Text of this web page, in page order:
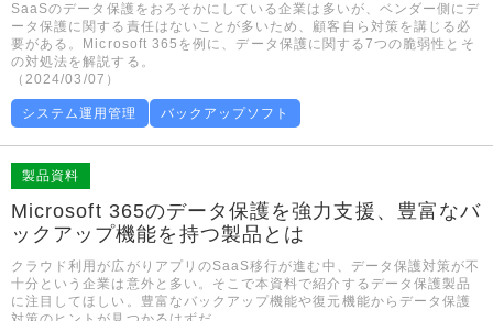
SaaSのデータ保護をおろそかにしている企業は多いが、ベンダー側にデ
ータ保護に関する責任はないことが多いため、顧客自ら対策を講じる必
要がある。Microsoft 365を例に、データ保護に関する7つの脆弱性とそ
の対処法を解説する。
（2024/03/07）
システム運用管理 バックアップソフト
製品資料
Microsoft 365のデータ保護を強力支援、豊富なバ
ックアップ機能を持つ製品とは
クラウド利用が広がりアプリのSaaS移行が進む中、データ保護対策が不
十分という企業は意外と多い。そこで本資料で紹介するデータ保護製品
に注目してほしい。豊富なバックアップ機能や復元機能からデータ保護